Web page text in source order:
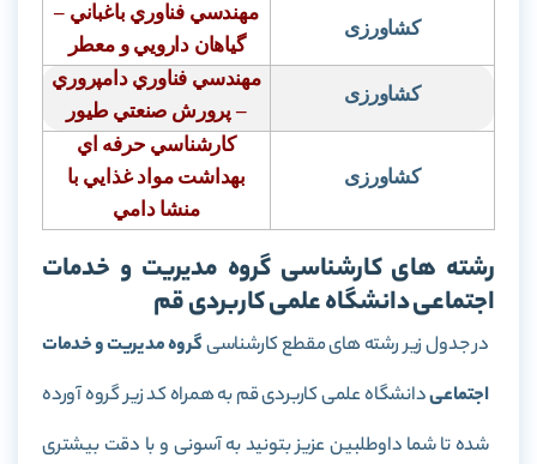
کشاورزی
مهندسي فناوري باغباني –
گياهان دارويي و معطر
کشاورزی
مهندسي فناوري دامپروري
– پرورش صنعتي طيور
کشاورزی
كارشناسي حرفه اي
بهداشت مواد غذايي با
منشا دامي
رشته های کارشناسی گروه مدیریت و خدمات
اجتماعی دانشگاه علمی کاربردی قم
در جدول زیر رشته های مقطع کارشناسیگروه مدیریت و خدمات
اجتماعیدانشگاه علمی کاربردی قم به همراه کد زیر گروه آورده
شده تا شما داوطلبین عزیز بتونید به آسونی و با دقت بیشتری